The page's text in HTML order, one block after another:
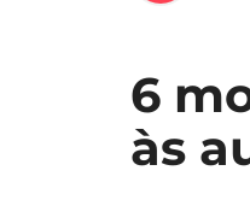
6
às